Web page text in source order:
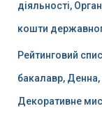
діяльності,
кошти
Рейтинговий
бакалавр,
Декоративне